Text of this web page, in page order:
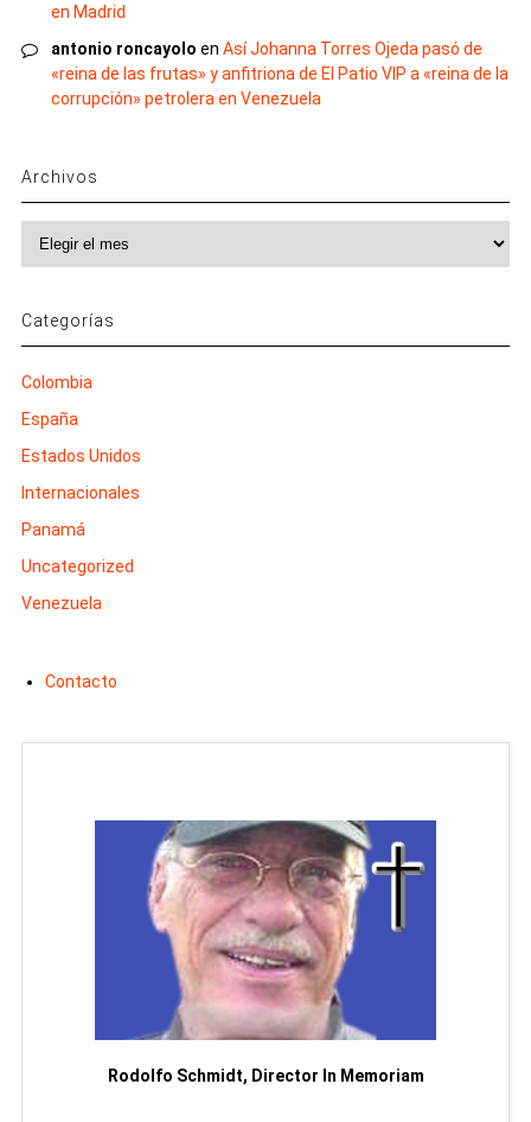
en Madrid
antonio roncayolo en Así Johanna Torres Ojeda pasó de
«reina de las frutas» y anfitriona de El Patio VIP a «reina de la
corrupción» petrolera en Venezuela
Archivos
Categorías
Colombia
España
Estados Unidos
Internacionales
Panamá
Uncategorized
Venezuela
Contacto
Rodolfo Schmidt, Director In Memoriam